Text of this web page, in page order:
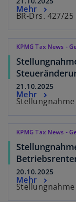
BR-Drs. 427/25
Mehr
KPMG Tax News -
21.10.2025
Mehr
KPMG Tax News -
20.10.2025
Mehr